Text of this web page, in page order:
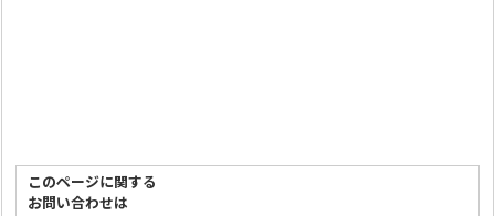
このページに関する
お問い合わせは